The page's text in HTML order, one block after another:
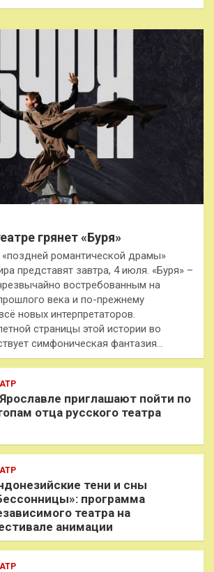
грянет «Буря»
романтической драмы»
представят завтра, 4 июля. «Буря» –
востребованным на
века и по-прежнему
новых интерпретаторов.
страницы этой истории во
симфоническая фантазия…
приглашают пойти по
отца русского театра
тени и сны
программа
театра на
анимации